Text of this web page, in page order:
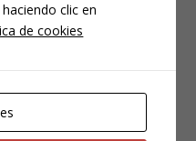
enfermedad o
cualquier
que no se está
clic en
de cookies